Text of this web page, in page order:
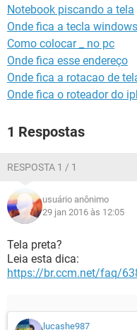
Notebook piscando a tela
Onde fica a tecla
Como colocar _ no pc
Onde fica esse endereço
Onde fica a rotacao de
Onde fica o roteador do
1 Respostas
RESPOSTA 1 / 1
usuário anônimo
29 jan 2016 às 12:05
Tela preta?
Leia esta dica:
https://br.ccm.net/faq/
lucashe987